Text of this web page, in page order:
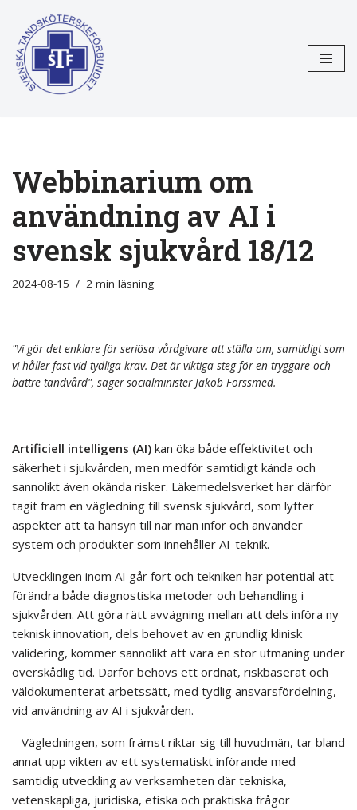
Hoppa
till
innehåll
Webbinarium om
användning av AI i
svensk sjukvård 18/12
2024-08-15 2 min läsning
"Vi gör det enklare för seriösa vårdgivare att ställa om, samtidigt som
vi håller fast vid tydliga krav. Det är viktiga steg för en tryggare och
bättre tandvård", säger socialminister Jakob Forssmed.
Artificiell intelligens (AI) kan öka både effektivitet och
säkerhet i sjukvården, men medför samtidigt kända och
sannolikt även okända risker. Läkemedelsverket har därför
tagit fram en vägledning till svensk sjukvård, som lyfter
aspekter att ta hänsyn till när man inför och använder
system och produkter som innehåller AI‍-‍teknik.
Utvecklingen inom AI går fort och tekniken har potential att
förändra både diagnostiska metoder och behandling i
sjukvården. Att göra rätt avvägning mellan att dels införa ny
teknisk innovation, dels behovet av en grundlig klinisk
validering, kommer sannolikt att vara en stor utmaning under
överskådlig tid. Därför behövs ett ordnat, riskbaserat och
väldokumenterat arbetssätt, med tydlig ansvarsfördelning,
vid användning av AI i sjukvården.
– Vägledningen, som främst riktar sig till huvudmän, tar bland
annat upp vikten av ett systematiskt införande med
samtidig utveckling av verksamheten där tekniska,
vetenskapliga, juridiska, etiska och praktiska frågor